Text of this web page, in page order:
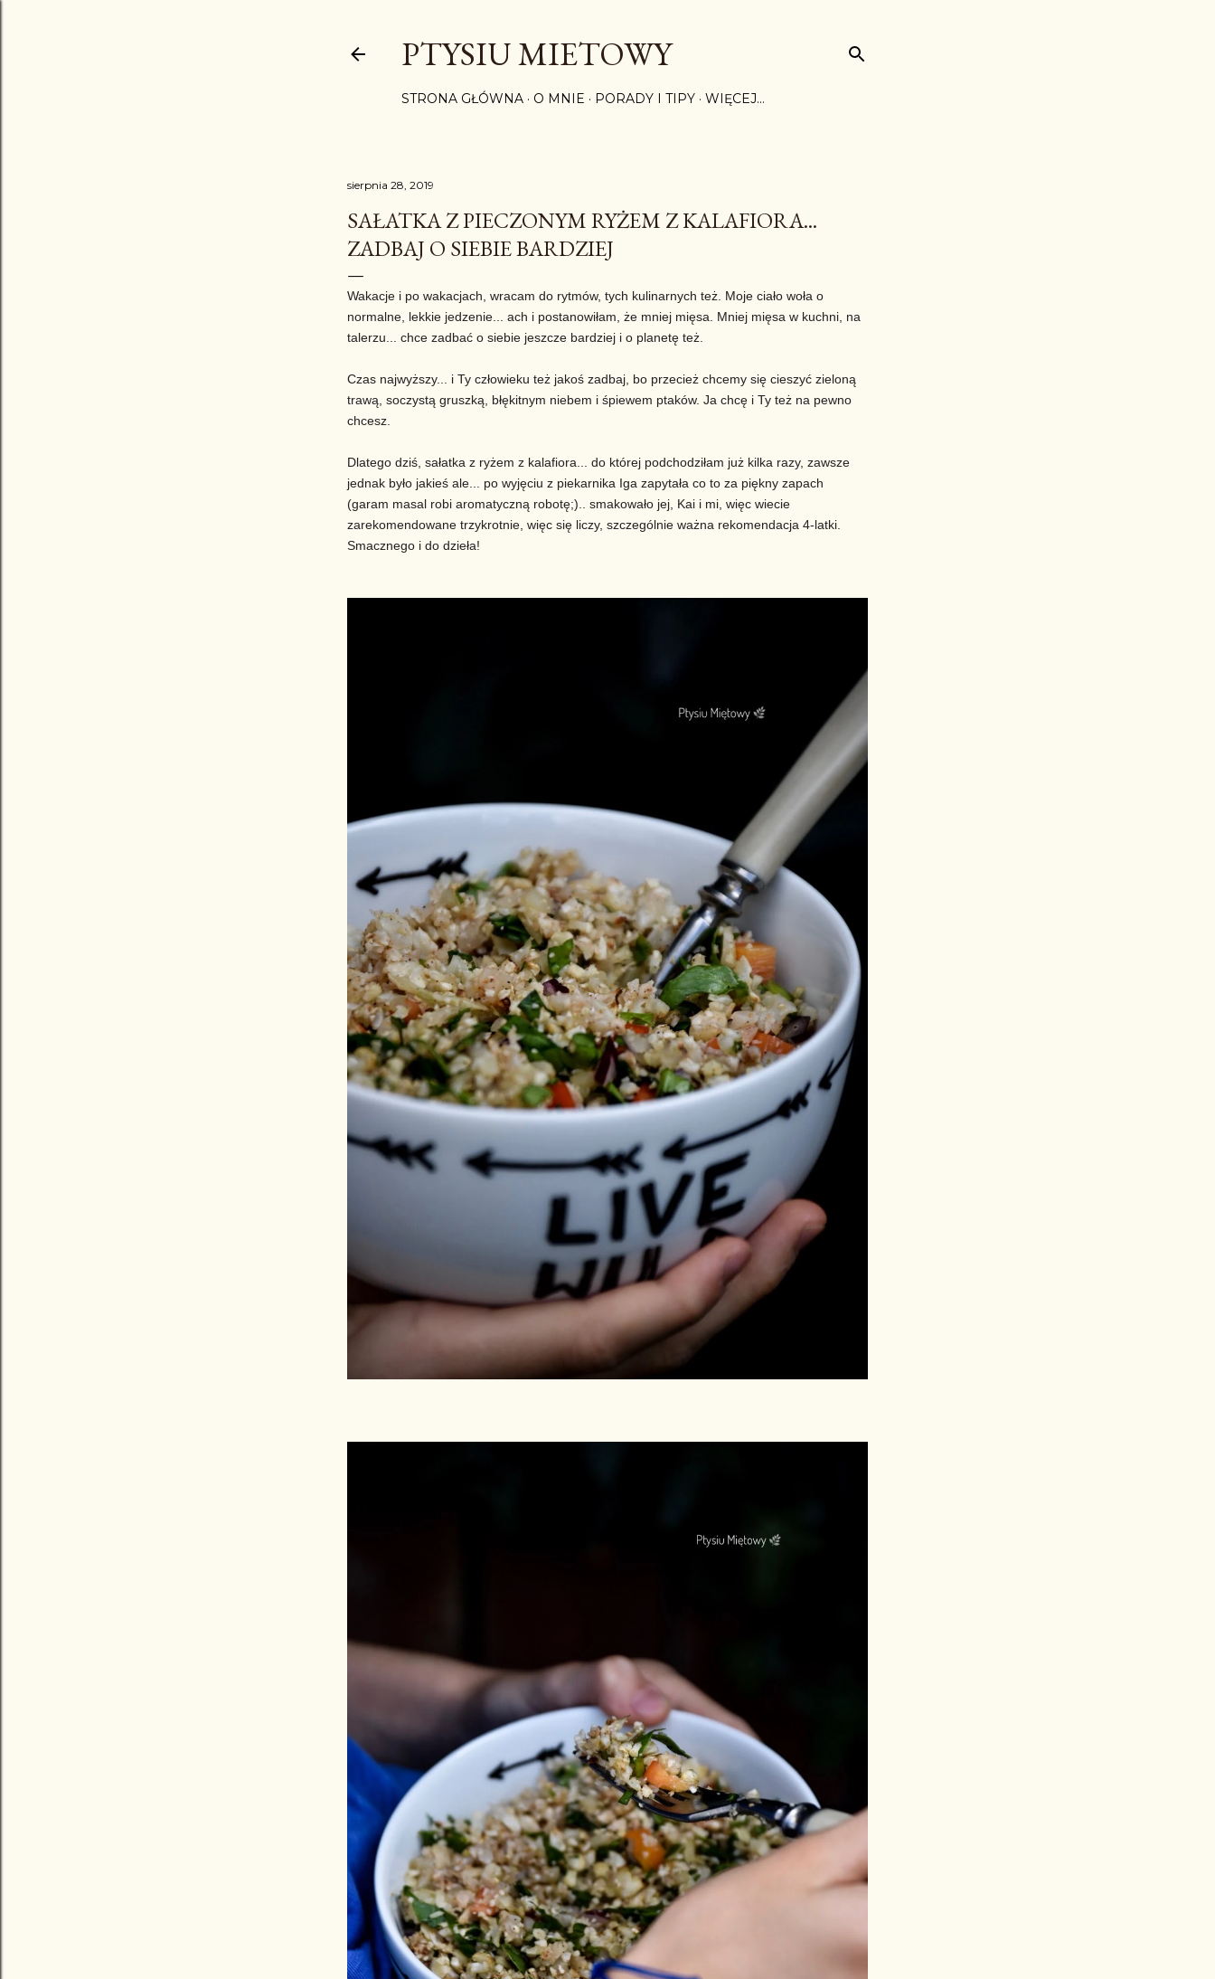
PTYSIU MIETOWY
STRONA GŁÓWNA O MNIE PORADY I TIPY WIĘCEJ…
sierpnia 28, 2019
SAŁATKA Z PIECZONYM RYŻEM Z KALAFIORA...
ZADBAJ O SIEBIE BARDZIEJ
Wakacje i po wakacjach, wracam do rytmów, tych kulinarnych też. Moje ciało woła o
normalne, lekkie jedzenie... ach i postanowiłam, że mniej mięsa. Mniej mięsa w kuchni, na
talerzu... chce zadbać o siebie jeszcze bardziej i o planetę też.
Czas najwyższy... i Ty człowieku też jakoś zadbaj, bo przecież chcemy się cieszyć zieloną
trawą, soczystą gruszką, błękitnym niebem i śpiewem ptaków. Ja chcę i Ty też na pewno
chcesz.
Dlatego dziś, sałatka z ryżem z kalafiora... do której podchodziłam już kilka razy, zawsze
jednak było jakieś ale... po wyjęciu z piekarnika Iga zapytała co to za piękny zapach
(garam masal robi aromatyczną robotę;).. smakowało jej, Kai i mi, więc wiecie
zarekomendowane trzykrotnie, więc się liczy, szczególnie ważna rekomendacja 4-latki.
Smacznego i do dzieła!